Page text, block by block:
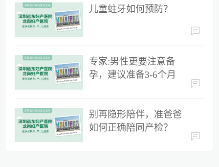
儿童蛀牙如何预防？
专家:男性更要注意备孕，建议准备3-6个月时间
儿童蛀牙如何预防？
专家:男性更要注意备
孕，建议准备3-6个月
别再隐形陪伴，准爸爸
如何正确陪同产检？